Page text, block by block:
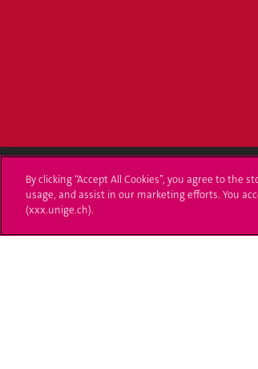
Université de Genève
24 rue du Général-Dufour
By clicking “Accept All Cookies”, you agree to
usage, and assist in our marketing efforts. You
(xxx.unige.ch).